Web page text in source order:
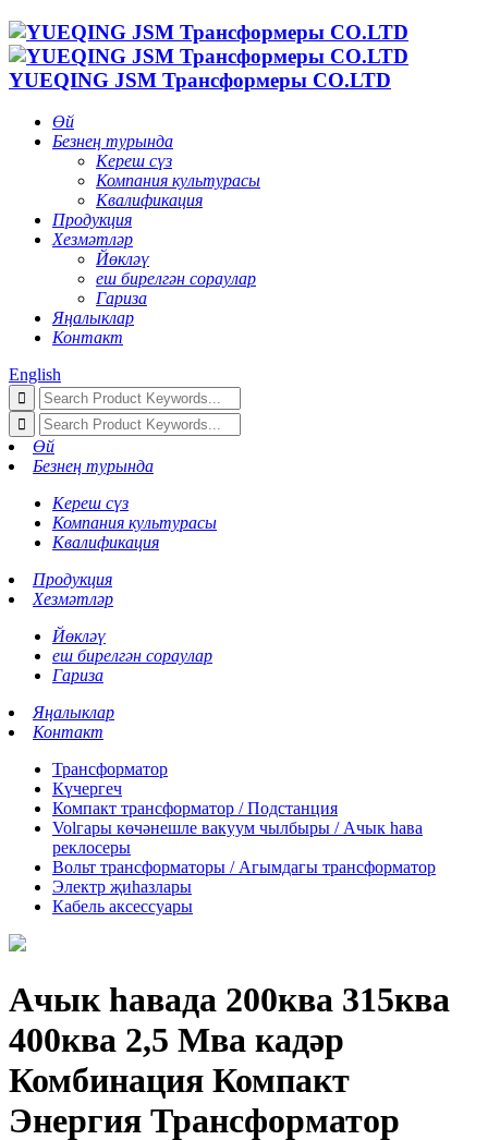
YUEQING JSM Трансформеры CO.LTD
Өй
Безнең турында
Кереш сүз
Компания культурасы
Квалификация
Продукция
Хезмәтләр
Йөкләү
еш бирелгән сораулар
Гариза
Яңалыклар
Контакт
English
Өй
Безнең турында
Кереш сүз
Компания культурасы
Квалификация
Продукция
Хезмәтләр
Йөкләү
еш бирелгән сораулар
Гариза
Яңалыклар
Контакт
Трансформатор
Күчергеч
Компакт трансформатор / Подстанция
Volгары көчәнешле вакуум чылбыры / Ачык һава
реклосеры
Вольт трансформаторы / Агымдагы трансформатор
Электр җиһазлары
Кабель аксессуары
Ачык һавада 200ква 315ква
400ква 2,5 Мва кадәр
Комбинация Компакт
Энергия Трансформатор